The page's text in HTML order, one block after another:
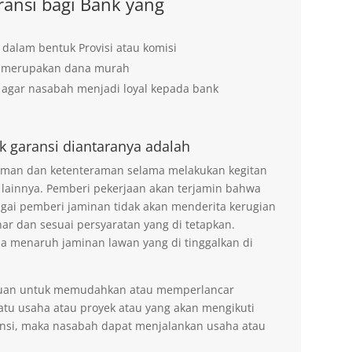
bentuk Provisi atau komisi
dana murah
nasabah menjadi loyal kepada bank
garansi diantaranya adalah
dan ketenteraman selama melakukan kegitan
Pemberi pekerjaan akan terjamin bahwa
pemberi jaminan tidak akan menderita kerugian
dan sesuai persyaratan yang di tetapkan.
menaruh jaminan lawan yang di tinggalkan di
untuk memudahkan atau memperlancar
usaha atau proyek atau yang akan mengikuti
maka nasabah dapat menjalankan usaha atau